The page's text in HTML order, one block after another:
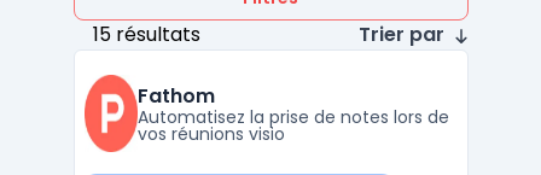
15 résultats Trier par
Fathom
Automatisez la prise de notes lors de
vos réunions visio